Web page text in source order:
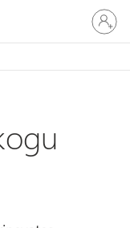
Logige
sisse
oma